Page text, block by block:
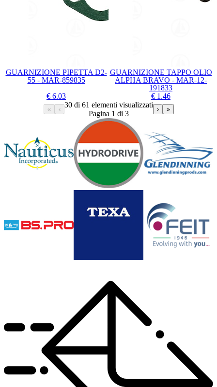
GUARNIZIONE PIPETTA D2-
55 - MAR-859835
€ 6.03
GUARNIZIONE TAPPO OLIO
ALPHA BRAVO - MAR-12-
191833
€ 1.46
« ‹
30 di 61 elementi visualizzati
Pagina 1 di 3
› »